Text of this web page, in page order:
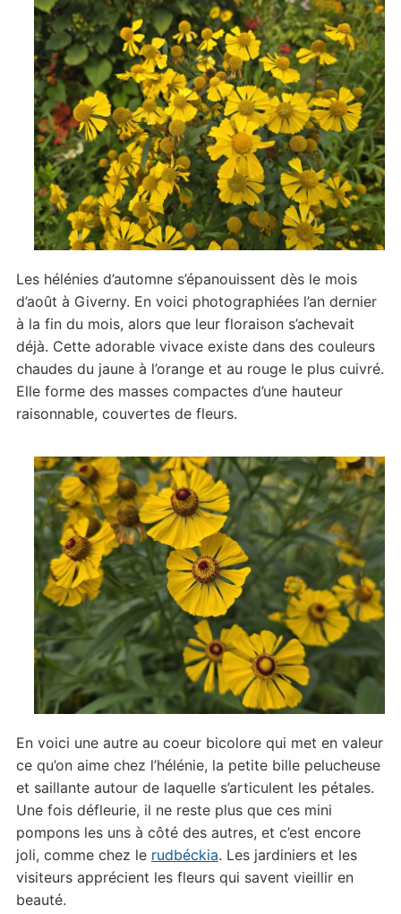
Les hélénies d’automne s’épanouissent dès le mois
d’août à Giverny. En voici photographiées l’an dernier
à la fin du mois, alors que leur floraison s’achevait
déjà. Cette adorable vivace existe dans des couleurs
chaudes du jaune à l’orange et au rouge le plus cuivré.
Elle forme des masses compactes d’une hauteur
raisonnable, couvertes de fleurs.
En voici une autre au coeur bicolore qui met en valeur
ce qu’on aime chez l’hélénie, la petite bille pelucheuse
et saillante autour de laquelle s’articulent les pétales.
Une fois défleurie, il ne reste plus que ces mini
pompons les uns à côté des autres, et c’est encore
joli, comme chez le rudbéckia. Les jardiniers et les
visiteurs apprécient les fleurs qui savent vieillir en
beauté.